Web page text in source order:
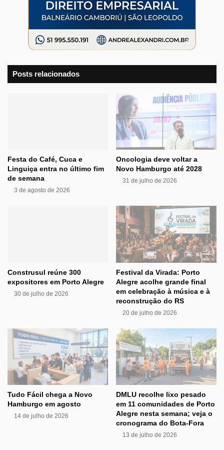
Posts relacionados
Festa do Café, Cuca e
Linguiça entra no último fim
de semana
3 de agosto de 2026
Oncologia deve voltar a
Novo Hamburgo até 2028
31 de julho de 2026
Construsul reúne 300
expositores em Porto Alegre
30 de julho de 2026
Festival da Virada: Porto
Alegre acolhe grande final
em celebração à música e à
reconstrução do RS
20 de julho de 2026
Tudo Fácil chega a Novo
Hamburgo em agosto
14 de julho de 2026
DMLU recolhe lixo pesado
em 11 comunidades de Porto
Alegre nesta semana; veja o
cronograma do Bota-Fora
13 de julho de 2026